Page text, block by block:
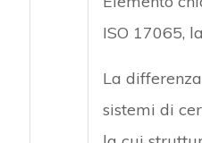
ISO 17065,
La
sistemi di